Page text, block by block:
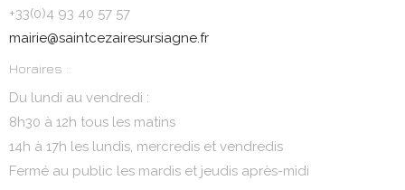
+33(0)4 93 40 57 57
mairie@saintcezairesursiagne.fr
Horaires :
Du lundi au vendredi :
8h30 à 12h tous les matins
14h à 17h les lundis, mercredis et vendredis
Fermé au public les mardis et jeudis après-midi